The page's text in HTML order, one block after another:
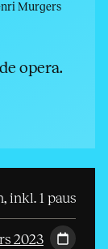
Murgers
opera.
inkl. 1 paus
2023